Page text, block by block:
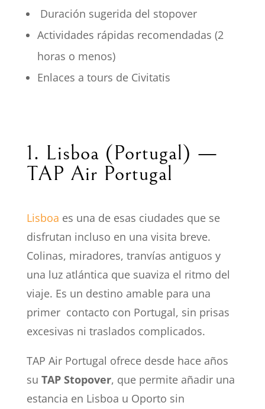
o
Duración sugerida del stopover
Actividades rápidas recomendadas (2
horas o menos)
Enlaces a tours de Civitatis
1. Lisboa (Portugal) —
TAP Air Portugal
Lisboa es una de esas ciudades que se
disfrutan incluso en una visita breve.
Colinas, miradores, tranvías antiguos y
una luz atlántica que suaviza el ritmo del
viaje. Es un destino amable para una
primer contacto con Portugal, sin prisas
excesivas ni traslados complicados.
TAP Air Portugal ofrece desde hace años
su TAP Stopover, que permite añadir una
estancia en Lisboa u Oporto sin